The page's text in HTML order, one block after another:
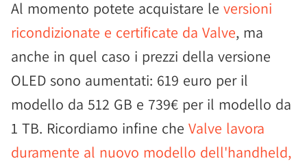
Al momento potete acquistare le versioni
ricondizionate e certificate da Valve, ma
anche in quel caso i prezzi della versione
OLED sono aumentati: 619 euro per il
modello da 512 GB e 739€ per il modello da
1 TB. Ricordiamo infine che Valve lavora
duramente al nuovo modello dell'handheld,